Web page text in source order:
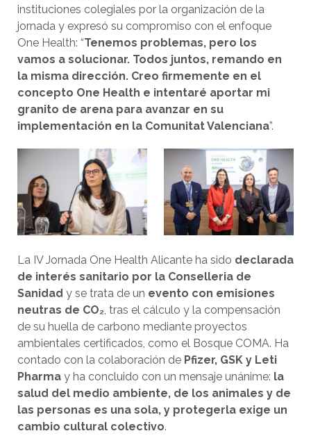
instituciones colegiales por la organización de la
jornada y expresó su compromiso con el enfoque
One Health: “Tenemos problemas, pero los
vamos a solucionar. Todos juntos, remando en
la misma dirección. Creo firmemente en el
concepto One Health e intentaré aportar mi
granito de arena para avanzar en su
implementación en la Comunitat Valenciana”.
La IV Jornada One Health Alicante ha sido declarada
de interés sanitario por la Conselleria de
Sanidad y se trata de un evento con emisiones
neutras de CO₂ , tras el cálculo y la compensación
de su huella de carbono mediante proyectos
ambientales certificados, como el Bosque COMA. Ha
contado con la colaboración de Pfizer, GSK y Leti
Pharma y ha concluido con un mensaje unánime: la
salud del medio ambiente, de los animales y de
las personas es una sola, y protegerla exige un
cambio cultural colectivo.